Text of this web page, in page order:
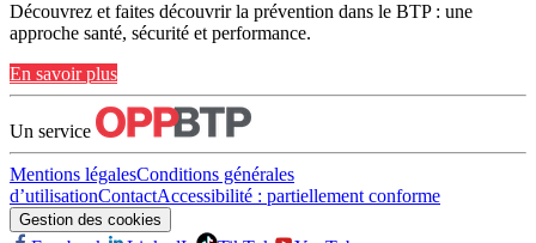
Découvrez et faites découvrir la prévention dans le BTP : une
approche santé, sécurité et performance.
En savoir plus
Un service
Mentions légalesConditions générales
d’utilisationContactAccessibilité : partiellement conforme
Gestion des cookies